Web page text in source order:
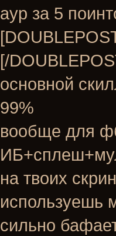
аур за 5
[/
основной
99%
вообще для
на твоих
используешь
сильно